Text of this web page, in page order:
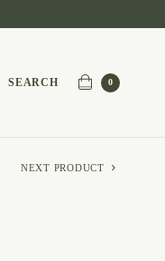
SEARCH 0
NEXT PRODUCT